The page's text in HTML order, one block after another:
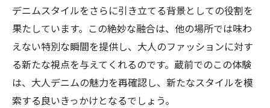
融合
デニムが街に映し出す大人の魅力
蔵前で体感するデニムの新たな一面
街並みとデニムが調和する瞬間
大人のためのデニムスタイルの創造
デニムスタイルをさらに引き立てる背景としての役割を
果たしています。この絶妙な融合は、他の場所では味わ
えない特別な瞬間を提供し、大人のファッションに対す
る新たな視点を与えてくれるのです。蔵前でのこの体験
は、大人デニムの魅力を再確認し、新たなスタイルを模
索する良いきっかけとなるでしょう。